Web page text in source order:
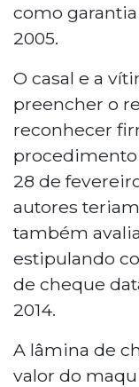
como
2005.
O casal e a
preencher o
reconhecer
procedimento
28 de
autores
também
estipulando
de cheque
2014.
A lâmina de
valor do